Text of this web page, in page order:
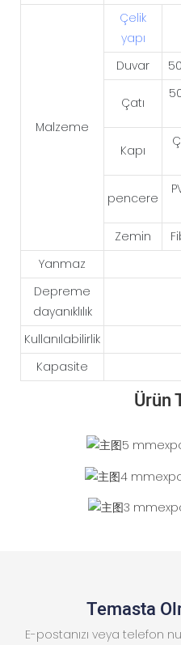
Malzeme
Çelik
yapı
Duvar
Çatı
Kapı
pencere
Zemin
Yanmaz
Depreme
dayanıklılık
Kullanılabilirlik
Kapasite
Ürün
Temasta
E-postanızı veya telefon